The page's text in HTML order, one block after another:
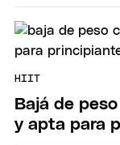
HIIT
Bajá de
y apta para